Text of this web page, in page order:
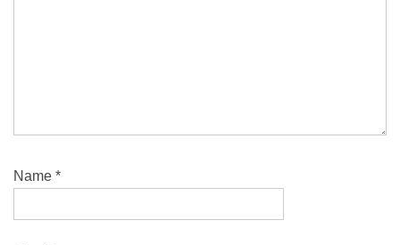
Name *